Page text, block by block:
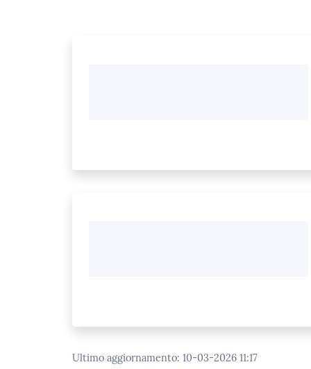
Ultimo aggiornamento: 10-03-2026 11:17